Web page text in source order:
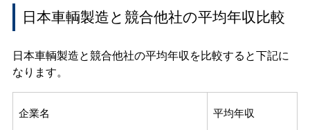
日本車輌製造と競合他社の平均年収比較
日本車輌製造と競合他社の平均年収を比較すると下記に
なります。
企業名 平均年収